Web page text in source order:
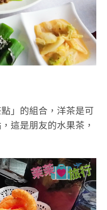
」的組合，洋茶是可
這是朋友的水果茶，